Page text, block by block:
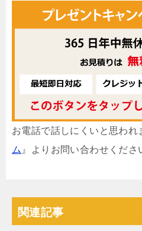
お電話で話しにくいと思われ
ム 』よりお問い合わせくださ
関連記事